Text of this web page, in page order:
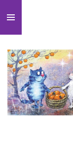
direct
naar
de
hoofdinhoud